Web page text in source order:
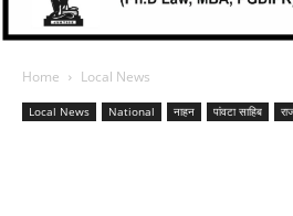
Home Local News
Local News National नाहन पांवटा साहिब